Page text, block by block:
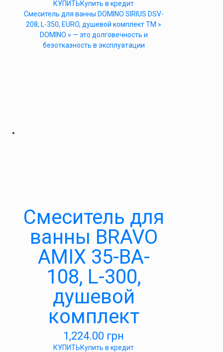
КУПИТЬКупить в кредит
Cмеситель для ванны DOMINO SIRIUS DSV-
208, L-350, EURO, душевой комплект ТМ »
DOMINO » — это долговечность и
безотказность в эксплуатации
Cмеситель для
ванны BRAVO
AMIX 35-BA-
108, L-300,
душевой
комплект
1,224.00 грн
КУПИТЬКупить в кредит